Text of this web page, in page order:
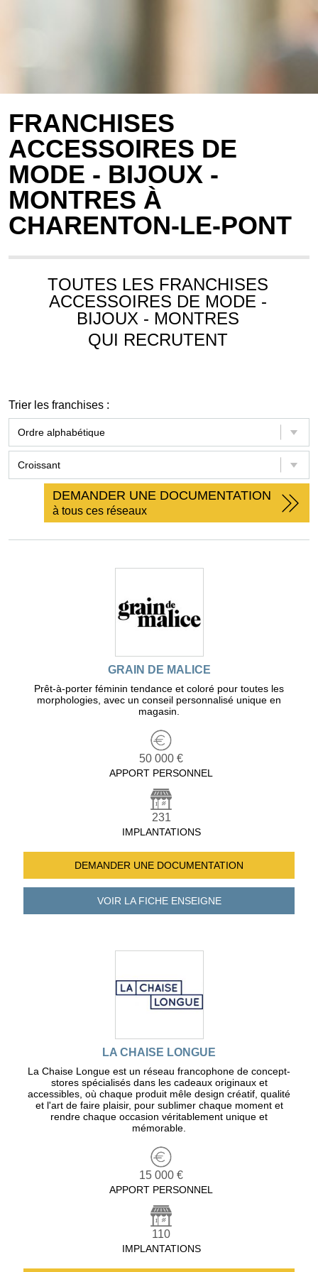
FRANCHISES
ACCESSOIRES DE
MODE - BIJOUX -
MONTRES À
CHARENTON-LE-PONT
TOUTES LES FRANCHISES
ACCESSOIRES DE MODE -
BIJOUX - MONTRES
QUI RECRUTENT
Trier les franchises :
DEMANDER UNE DOCUMENTATION
à tous ces réseaux
GRAIN DE MALICE
Prêt-à-porter féminin tendance et coloré pour toutes les
morphologies, avec un conseil personnalisé unique en
magasin.
50 000 €
APPORT PERSONNEL
231
IMPLANTATIONS
DEMANDER UNE DOCUMENTATION
VOIR LA FICHEENSEIGNE
LA CHAISE LONGUE
La Chaise Longue est un réseau francophone de concept-
stores spécialisés dans les cadeaux originaux et
accessibles, où chaque produit mêle design créatif, qualité
et l'art de faire plaisir, pour sublimer chaque moment et
rendre chaque occasion véritablement unique et
mémorable.
15 000 €
APPORT PERSONNEL
110
IMPLANTATIONS